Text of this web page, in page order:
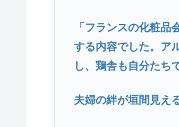
「フランスの化粧
する内容でした。ア
し、鶏舎も自分たち
夫婦の絆が垣間見え